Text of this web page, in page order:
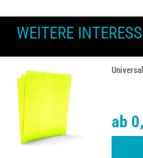
WEITERE
ab